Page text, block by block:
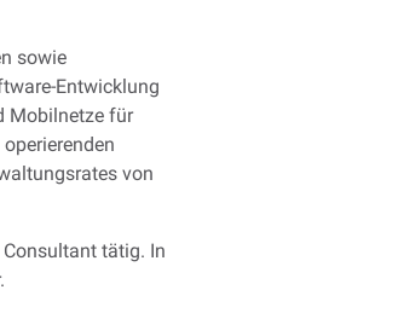
sowie
Entwicklung
Mobilnetze für
von
tätig. In